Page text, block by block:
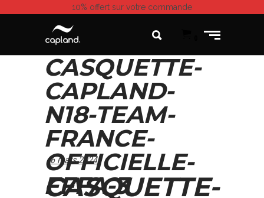
10% offert sur votre commande
CASQUETTE-
CAPLAND-
N18-TEAM-
FRANCE-
OFFICIELLE-
FFFA-3
6 mars 2024
CASQUETTE-